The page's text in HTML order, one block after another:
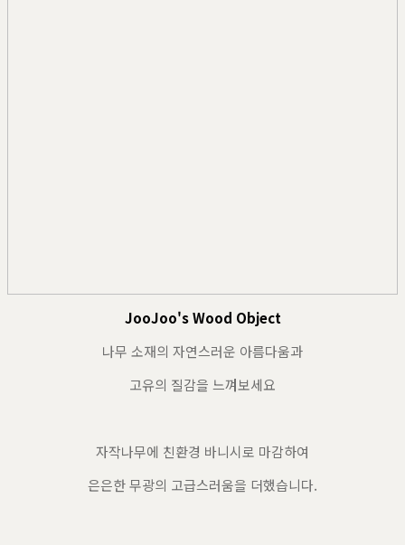
JooJoo's Wood Object
나무 소재의 자연스러운 아름다움과
고유의 질감을 느껴보세요
자작나무에 친환경 바니시로 마감하여
은은한 무광의 고급스러움을 더했습니다.